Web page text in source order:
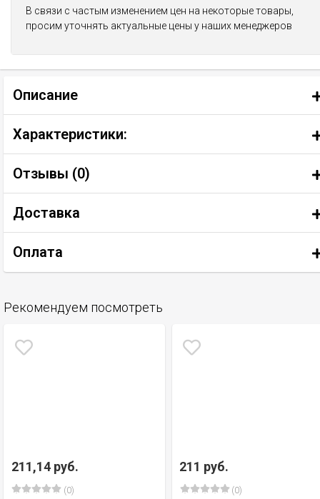
В связи с частым изменением цен на некоторые товары,
просим уточнять актуальные цены у наших менеджеров
Описание
Характеристики:
Отзывы (0)
Доставка
Оплата
Рекомендуем посмотреть
211,14 руб.
(0)
211 руб.
(0)